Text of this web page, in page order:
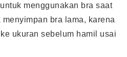
menggunakan bra saat
bra lama, karena
ukuran sebelum hamil usai